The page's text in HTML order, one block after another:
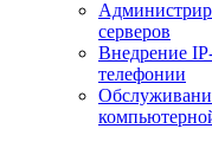
серверов
Внедрение
телефонии